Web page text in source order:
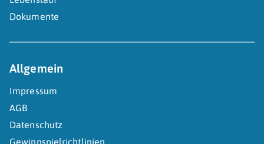
Dokumente
Allgemein
Impressum
AGB
Datenschutz
Gewinnspielrichtlinien